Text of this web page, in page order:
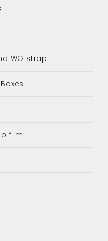
WG strap
film